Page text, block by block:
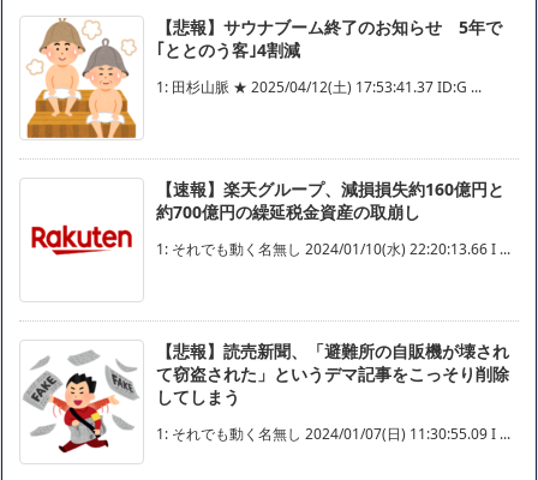
【悲報】サウナブーム終了のお知らせ 5年で
｢ととのう客｣4割減
1: 田杉山脈 ★ 2025/04/12(土) 17:53:41.37 ID:G ...
【速報】楽天グループ、減損損失約160億円と
約700億円の繰延税金資産の取崩し
1: それでも動く名無し 2024/01/10(水) 22:20:13.66 I ...
【悲報】読売新聞、「避難所の自販機が壊され
て窃盗された」というデマ記事をこっそり削除
してしまう
1: それでも動く名無し 2024/01/07(日) 11:30:55.09 I ...